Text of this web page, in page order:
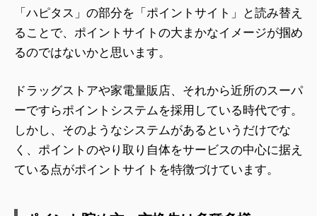
「ハピタス」の部分を「ポイントサイト」と読み替え
ることで、ポイントサイトの大まかなイメージが掴め
るのではないかと思います。
ドラッグストアや家電量販店、それから近所のスーパ
ーですらポイントシステムを採用している時代です。
しかし、そのようなシステムがあるというだけでな
く、ポイントのやり取り自体をサービスの中心に据え
ている点がポイントサイトを特徴づけています。